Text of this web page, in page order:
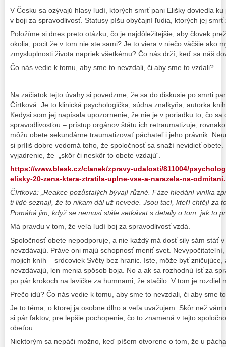
V Česku sa ozývajú hlasy ľudí, ktorých smrť pani Elišky doviedla
v boji za spravodlivosť. Statusy píšu obyčajní ľudia, ktorých jej smrť
Položíme si dnes preto otázku, čo je najdôležitejšie, aby človek
okolia, pocit že v tom nie ste sami? Je to viera v niečo väčšie ako
zmysluplnosti života napriek všetkému? Čo nás drží, keď sa náš
Čo nás vedie k tomu, aby sme to nevzdali, či aby sme to vzdali?
Na začiatok tejto úvahy si povedzme, že sa do diskusie po smrti
Čírtková. Je to klinická psychologička, súdna znalkyňa, autorka
Kedysi som jej napísala upozornenie, že nie je v poriadku to, čo
spravodlivosťou – prístup orgánov štátu ich retraumatizuje,
môžu obete sekundárne traumatizovať páchateľ i jeho právnik.
si príliš dobre vedomá toho, že spoločnosť sa snaží nevidieť obete.
vyjadrenie, že „skôr či neskôr to obete vzdajú“.
https://www.blesk.cz/clanek/zpravy-udalosti/811004/
elisky-20-zena-ktera-ztratila-uplne-vse-a-narazela-na-
Čírtková: „Reakce pozůstalých bývají různé. Fáze hledání viníka
ti lidé seznají, že to nikam dál už nevede. Jsou tací, kteří chtějí za
Pomáhá jim, když se nemusí stále setkávat s detaily o tom, jak to
Má pravdu v tom, že veľa ľudí boj za spravodlivosť vzdá.
Spoločnosť obete nepodporuje, a nie každý má dosť sily sám stáť
nevzdávajú. Práve oni majú schopnosť meniť svet.
mojich kníh – srdcoviek Světy bez hranic. Iste, môže byť
nevzdávajú, len menia spôsob boja. No a ak sa rozhodnú ísť za
po pár krokoch na lavičke za humnami, že stačilo. V tom je rozdiel
Prečo idú? Čo nás vedie k tomu, aby sme to nevzdali, či aby sme
Je to téma, o ktorej ja osobne dlho a veľa uvažujem. Skôr než
si pár faktov, pre lepšie pochopenie, čo to znamená v tejto
obeťou.
Niektorým sa nepáči možno, keď píšem otvorene o tom, že u